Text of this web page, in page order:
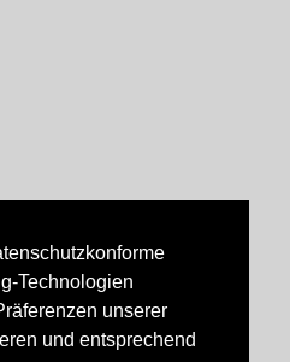
Technologien
unserer
und entsprechend